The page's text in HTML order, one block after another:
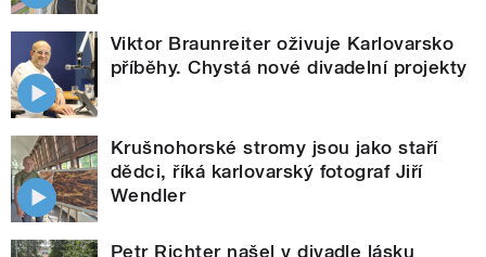
Viktor Braunreiter oživuje Karlovarsko
příběhy. Chystá nové divadelní projekty
Krušnohorské stromy jsou jako staří
dědci, říká karlovarský fotograf Jiří
Wendler
Petr Richter našel v divadle lásku